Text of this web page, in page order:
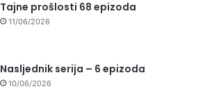
Tajne prošlosti 68 epizoda
11/06/2026
Nasljednik serija – 6 epizoda
10/06/2026